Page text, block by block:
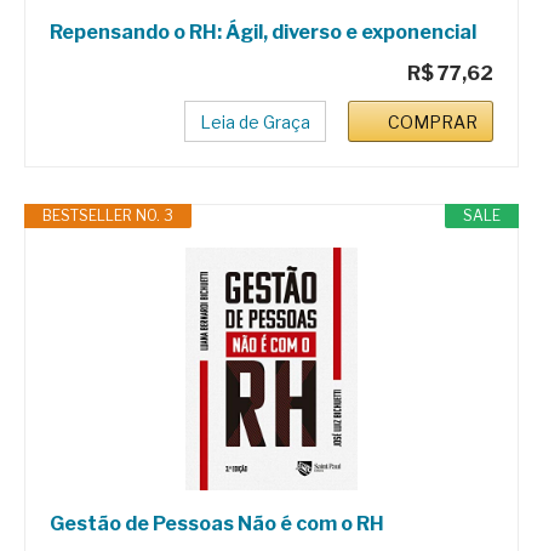
Repensando o RH: Ágil, diverso e exponencial
R$ 77,62
Leia de Graça COMPRAR
SALE
BESTSELLER NO. 3
Gestão de Pessoas Não é com o RH